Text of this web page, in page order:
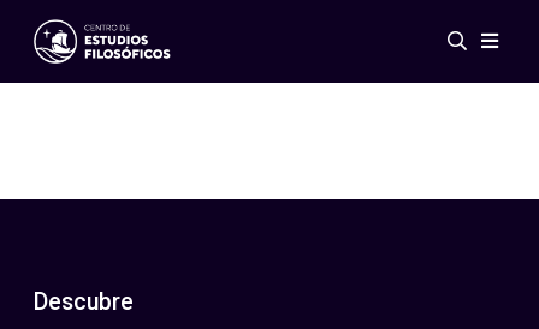
Eventos
ES
EN
Descubre